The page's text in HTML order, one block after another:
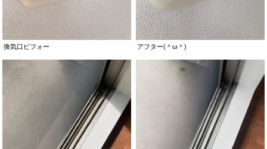
換気口ビフォー アフター(＾ω＾)